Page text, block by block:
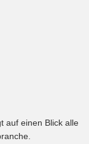
auf einen Blick alle